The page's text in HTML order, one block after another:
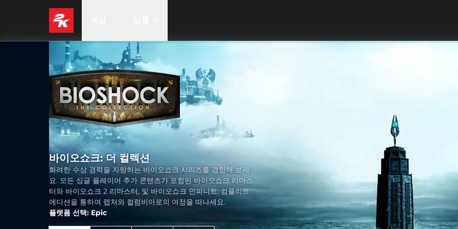
바이오쇼크: 더 컬렉션
화려한 수상 경력을 자랑하는 바이오쇼크 시리즈를 경험해 보세
요. 모든 싱글 플레이어 추가 콘텐츠가 포함된 바이오쇼크 리마스
터와 바이오쇼크 2 리마스터, 및 바이오쇼크 인피니트: 컴플리트
에디션을 통하여 랩처와 컬럼비아로의 여정을 떠나세요.
플랫폼 선택: Epic